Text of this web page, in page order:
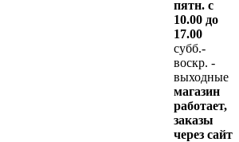
пятн. с
10.00 до
17.00
субб.-
воскр. -
выходные
магазин
работает,
заказы
через сайт